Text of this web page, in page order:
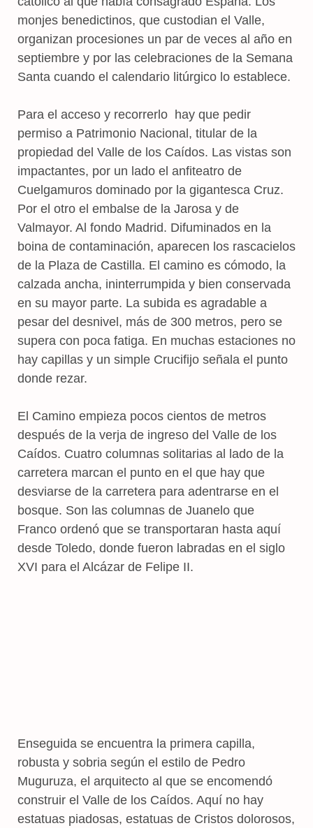
monjes benedictinos, que custodian el Valle,
organizan procesiones un par de veces al año en
septiembre y por las celebraciones de la Semana
Santa cuando el calendario litúrgico lo establece.
Para el acceso y recorrerlo hay que pedir
permiso a Patrimonio Nacional, titular de la
propiedad del Valle de los Caídos. Las vistas son
impactantes, por un lado el anfiteatro de
Cuelgamuros dominado por la gigantesca Cruz.
Por el otro el embalse de la Jarosa y de
Valmayor. Al fondo Madrid. Difuminados en la
boina de contaminación, aparecen los rascacielos
de la Plaza de Castilla. El camino es cómodo, la
calzada ancha, ininterrumpida y bien conservada
en su mayor parte. La subida es agradable a
pesar del desnivel, más de 300 metros, pero se
supera con poca fatiga. En muchas estaciones no
hay capillas y un simple Crucifijo señala el punto
donde rezar.
El Camino empieza pocos cientos de metros
después de la verja de ingreso del Valle de los
Caídos. Cuatro columnas solitarias al lado de la
carretera marcan el punto en el que hay que
desviarse de la carretera para adentrarse en el
bosque. Son las columnas de Juanelo que
Franco ordenó que se transportaran hasta aquí
desde Toledo, donde fueron labradas en el siglo
XVI para el Alcázar de Felipe II.
Enseguida se encuentra la primera capilla,
robusta y sobria según el estilo de Pedro
Muguruza, el arquitecto al que se encomendó
construir el Valle de los Caídos. Aquí no hay
estatuas piadosas, estatuas de Cristos dolorosos,